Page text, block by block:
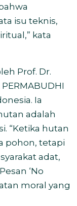
isu teknis,
kata
Prof. Dr.
Ia
adalah
“Ketika hutan
pohon, tetapi
adat,
‘No
moral yang